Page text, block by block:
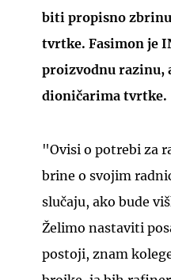
biti propisno
tvrtke. Fasimon je
proizvodnu razinu,
dioničarima tvrtke.
"Ovisi o potrebi za
brine o svojim
slučaju, ako bude
Želimo nastaviti
postoji, znam